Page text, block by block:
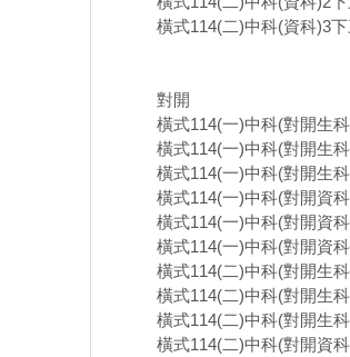
橫式114(二)中科(資科)3
對開
橫式114(一)中科(對開生
橫式114(一)中科(對開生
橫式114(一)中科(對開生
橫式114(一)中科(對開資
橫式114(一)中科(對開資
橫式114(一)中科(對開資
橫式114(二)中科(對開生
橫式114(二)中科(對開生
橫式114(二)中科(對開生
橫式114(二)中科(對開資